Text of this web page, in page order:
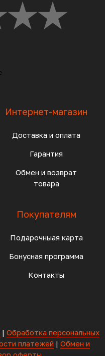
Интернет-магазин
Доставка и оплата
Гарантия
Обмен и возврат
товара
Покупателям
Подарочныая карта
Бонусная программа
Контакты
| Обработка персональных
платежей | Обмен и